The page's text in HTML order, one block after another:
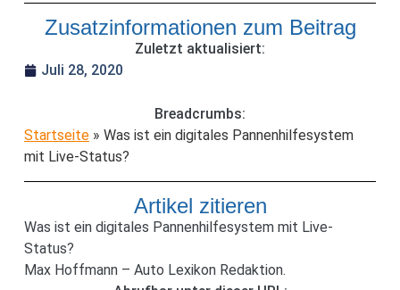
Zusatzinformationen zum Beitrag
Zuletzt aktualisiert:
Juli 28, 2020
Breadcrumbs:
Startseite» Was ist ein digitales Pannenhilfesystem
mit Live-Status?
Artikel zitieren
Was ist ein digitales Pannenhilfesystem mit Live-
Status?
Max Hoffmann – Auto Lexikon Redaktion.